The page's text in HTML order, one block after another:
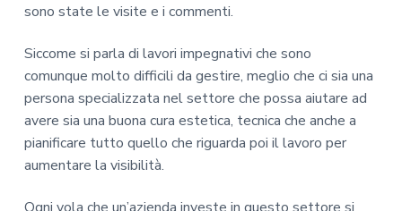
sono state le visite e i commenti.
Siccome si parla di lavori impegnativi che sono
comunque molto difficili da gestire, meglio che ci sia una
persona specializzata nel settore che possa aiutare ad
avere sia una buona cura estetica, tecnica che anche a
pianificare tutto quello che riguarda poi il lavoro per
aumentare la visibilità.